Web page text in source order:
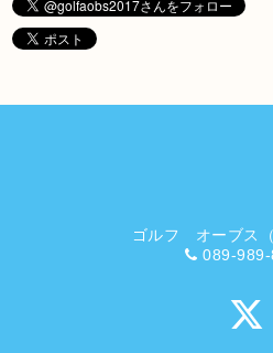
ゴルフ オーブス
089-